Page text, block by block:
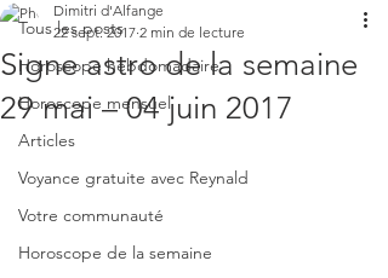
Tous les posts
Horoscope hebdomadaire
Horoscope mensuel
Articles
Voyance gratuite avec Reynald
Votre communauté
Horoscope de la semaine
Signe astro de la semaine
29 mai – 04 juin 2017
Dimitri d'Alfange
22 sept. 2017 2 min de lecture